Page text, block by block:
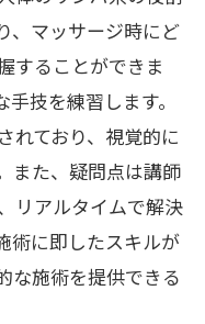
、マッサージ時にど
することができま
技を練習します。
れており、視覚的に
また、疑問点は講師
リアルタイムで解決
術に即したスキルが
な施術を提供できる